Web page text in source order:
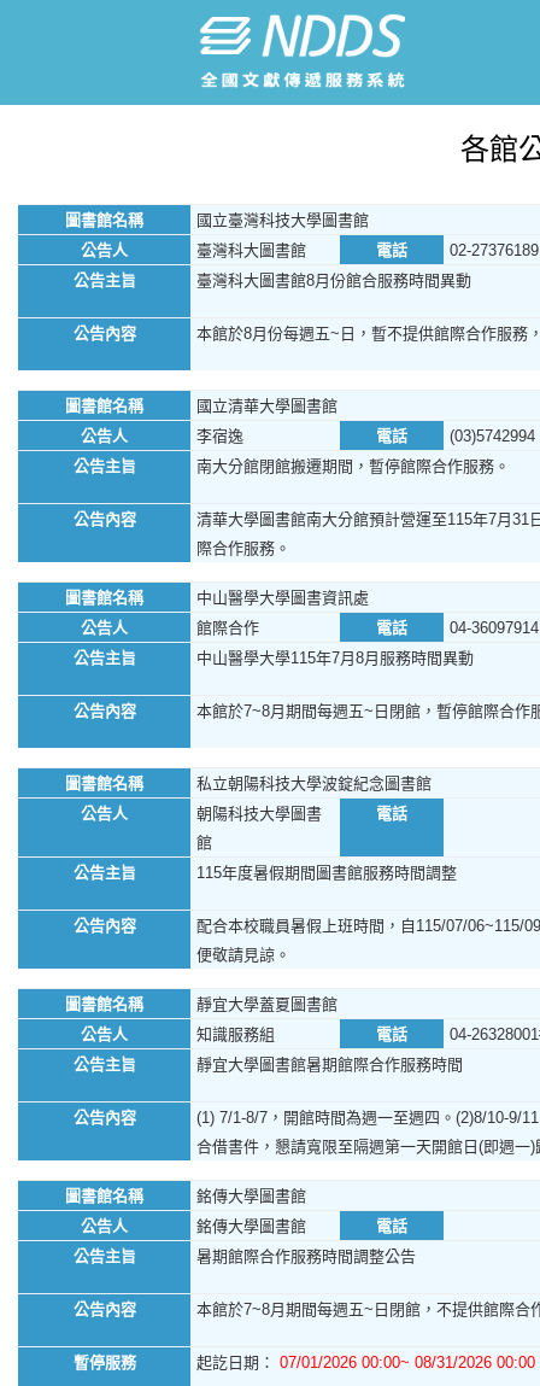
各館
圖書館名稱
國立臺灣科技大學圖書館
公告人
臺灣科大圖書館 電話
02-27376189
公告主旨
臺灣科大圖書館8月份館合服務時間異動
公告內容 本館於8月份每週五~日，暫不提供館際合作服務
圖書館名稱
國立清華大學圖書館
公告人
李宿逸 電話
(03)5742994
公告主旨
南大分館閉館搬遷期間，暫停館際合作服務。
公告內容
清華大學圖書館南大分館預計營運至115年7月
際合作服務。
圖書館名稱
中山醫學大學圖書資訊處
公告人
館際合作 電話
04-36097914
公告主旨
中山醫學大學115年7月8月服務時間異動
公告內容 本館於7~8月期間每週五~日閉館，暫停館際合作
圖書館名稱
私立朝陽科技大學波錠紀念圖書館
公告人
朝陽科技大學圖書
館
電話
公告主旨 115年度暑假期間圖書館服務時間調整
公告內容
配合本校職員暑假上班時間，自115/07/06~115/
便敬請見諒。
圖書館名稱
靜宜大學蓋夏圖書館
公告人
知識服務組 電話
04-
公告主旨
靜宜大學圖書館暑期館際合作服務時間
公告內容
(1) 7/1-8/7，開館時間為週一至週四。(2)8/10-9/
合借書件，懇請寬限至隔週第一天開館日(即週
圖書館名稱
銘傳大學圖書館
公告人
銘傳大學圖書館
電話
公告主旨
暑期館際合作服務時間調整公告
公告內容 本館於7~8月期間每週五~日閉館，不提供館際
暫停服務 起訖日期： 07/01/2026 00:00~ 08/31/2026 00:00